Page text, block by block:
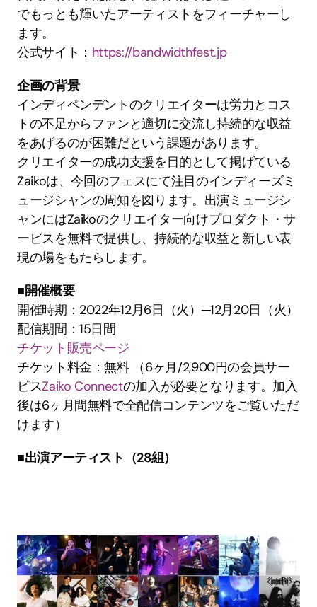
でもっとも輝いたアーティストをフィーチャーし
ます。
公式サイト： https://bandwidthfest.jp
企画の背景
インディペンデントのクリエイターは労力とコス
トの不足からファンと適切に交流し持続的な収益
をあげるのが困難だという課題があります。
クリエイターの成功支援を目的として掲げている
Zaikoは、今回のフェスにて注目のインディーズミ
ュージシャンの周知を図ります。出演ミュージシ
ャンにはZaikoのクリエイター向けプロダクト・サ
ービスを無料で提供し、持続的な収益と新しい表
現の場をもたらします。
■開催概要
開催時期：2022年12月6日（火）─12月20日（火）
配信期間：15日間
チケット販売ページ
チケット料金：無料 （6ヶ月/2,900円の会員サー
ビスZaiko Connectの加入が必要となります。加入
後は6ヶ月間無料で全配信コンテンツをご覧いただ
けます）
■出演アーティスト（28組）